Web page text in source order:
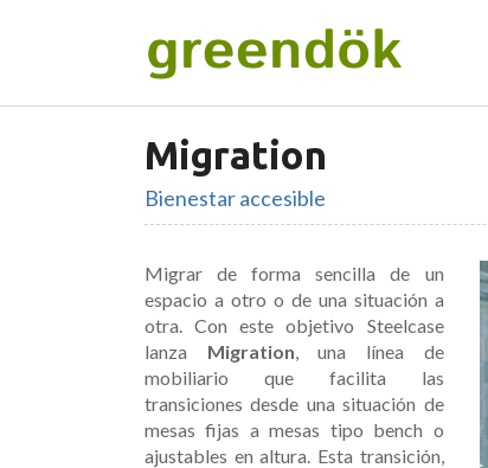
Mesas operativas
Mesas ajustables en altura
Mesas para conferencias y clases
PleinAir
Baya
Migration
Bienestar accesible
Migrar de forma sencilla de un
espacio a otro o de una situación a
otra. Con este objetivo Steelcase
lanza Migration, una línea de
mobiliario que facilita las
transiciones desde una situación de
mesas fijas a mesas tipo bench o
ajustables en altura. Esta transición,